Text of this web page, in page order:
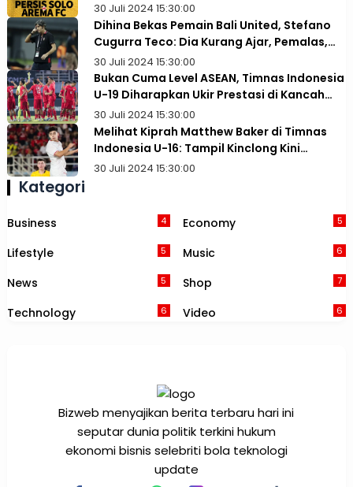
30 Juli 2024 15:30:00
Dihina Bekas Pemain Bali United, Stefano
Cugurra Teco: Dia Kurang Ajar, Pemalas,
dan Tidak Paham Taktik
30 Juli 2024 15:30:00
Bukan Cuma Level ASEAN, Timnas Indonesia
U-19 Diharapkan Ukir Prestasi di Kancah
Asia
30 Juli 2024 15:30:00
Melihat Kiprah Matthew Baker di Timnas
Indonesia U-16: Tampil Kinclong Kini
Terancam Dibajak Australia
30 Juli 2024 15:30:00
Kategori
Business 4 Economy 5
Lifestyle 5 Music 6
News 5 Shop 7
Technology 6 Video 6
Bizweb menyajikan berita terbaru hari ini
seputar dunia politik terkini hukum
ekonomi bisnis selebriti bola teknologi
update